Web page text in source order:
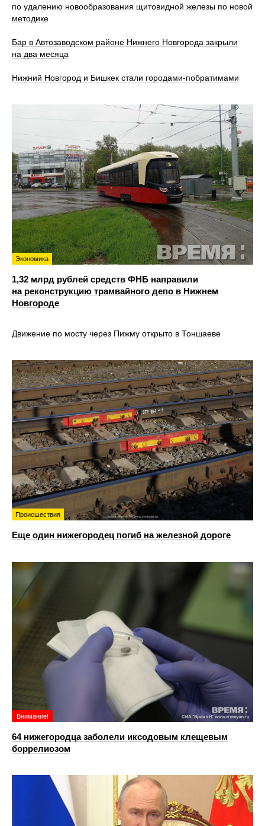
по удалению новообразования щитовидной железы по новой
методике
Бар в Автозаводском районе Нижнего Новгорода закрыли
на два месяца
Нижний Новгород и Бишкек стали городами-побратимами
Экономика
1,32 млрд рублей средств ФНБ направили
на реконструкцию трамвайного депо в Нижнем
Новгороде
Движение по мосту через Пижму открыто в Тоншаеве
Происшествия
Еще один нижегородец погиб на железной дороге
Внимание!
64 нижегородца заболели иксодовым клещевым
боррелиозом